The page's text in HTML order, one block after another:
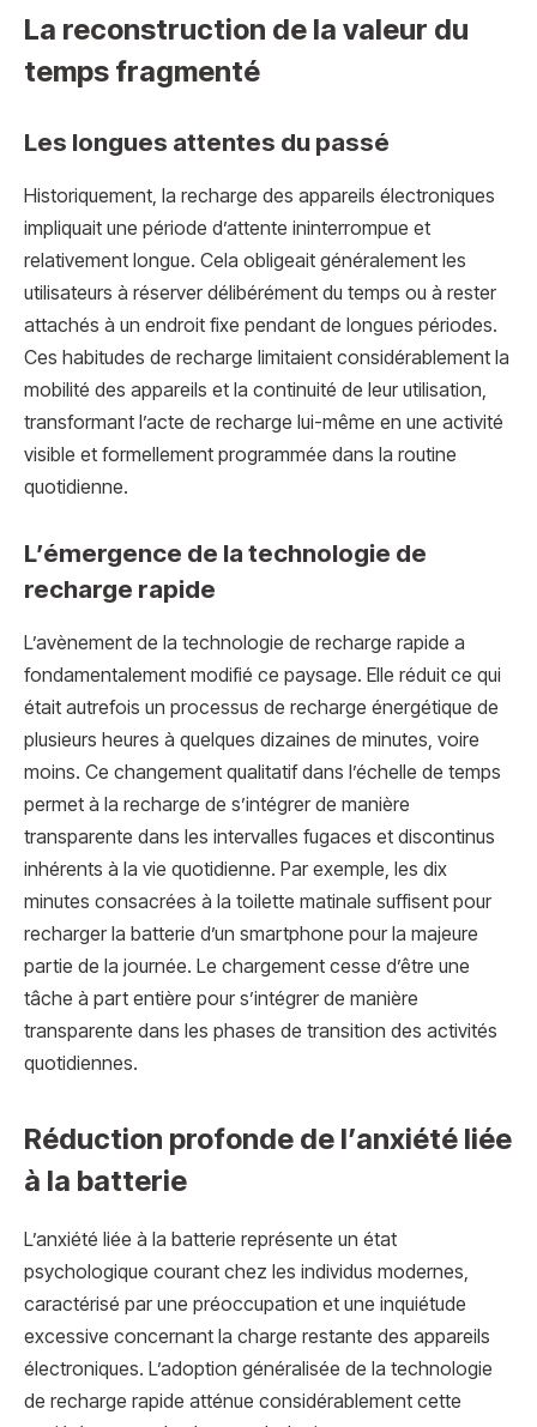
La reconstruction de la valeur du
temps fragmenté
Les longues attentes du passé
Historiquement, la recharge des appareils électroniques
impliquait une période d’attente ininterrompue et
relativement longue. Cela obligeait généralement les
utilisateurs à réserver délibérément du temps ou à rester
attachés à un endroit fixe pendant de longues périodes.
Ces habitudes de recharge limitaient considérablement la
mobilité des appareils et la continuité de leur utilisation,
transformant l’acte de recharge lui-même en une activité
visible et formellement programmée dans la routine
quotidienne.
L’émergence de la technologie de
recharge rapide
L’avènement de la technologie de recharge rapide a
fondamentalement modifié ce paysage. Elle réduit ce qui
était autrefois un processus de recharge énergétique de
plusieurs heures à quelques dizaines de minutes, voire
moins. Ce changement qualitatif dans l’échelle de temps
permet à la recharge de s’intégrer de manière
transparente dans les intervalles fugaces et discontinus
inhérents à la vie quotidienne. Par exemple, les dix
minutes consacrées à la toilette matinale suffisent pour
recharger la batterie d’un smartphone pour la majeure
partie de la journée. Le chargement cesse d’être une
tâche à part entière pour s’intégrer de manière
transparente dans les phases de transition des activités
quotidiennes.
Réduction profonde de l’anxiété liée
à la batterie
L’anxiété liée à la batterie représente un état
psychologique courant chez les individus modernes,
caractérisé par une préoccupation et une inquiétude
excessive concernant la charge restante des appareils
électroniques. L’adoption généralisée de la technologie
de recharge rapide atténue considérablement cette